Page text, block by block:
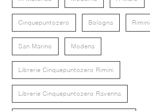
Cinquepuntozero Bologna Rimini
San Marino Modena
Librerie Cinquepuntozero Rimini
Librerie Cinquepuntozero Ravenna